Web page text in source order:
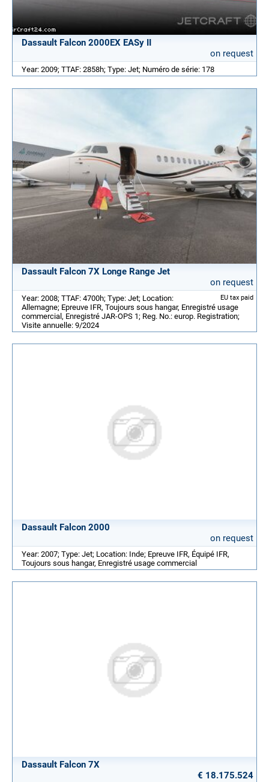
Dassault Falcon 2000EX EASy II
on request
Year: 2009; TTAF: 2858h; Type: Jet; Numéro de série: 178
Dassault Falcon 7X Longe Range Jet
on request
EU tax paid
Year: 2008; TTAF: 4700h; Type: Jet; Location:
Allemagne; Epreuve IFR, Toujours sous hangar, Enregistré usage
commercial, Enregistré JAR-OPS 1; Reg. No.: europ. Registration;
Visite annuelle: 9/2024
Dassault Falcon 2000
on request
Year: 2007; Type: Jet; Location: Inde; Epreuve IFR, Équipé IFR,
Toujours sous hangar, Enregistré usage commercial
Dassault Falcon 7X
€ 18.175.524